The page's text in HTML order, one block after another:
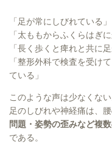
「足が常にしびれている」
「太ももからふくらはぎ
「長く歩くと痺れと共に
「整形外科で検査を受け
ている」
このような声は少なくない
足のしびれや神経痛は、
問題・姿勢の歪みなど複
である。